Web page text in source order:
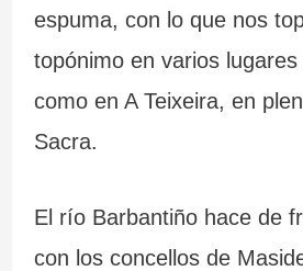
espuma, con lo que nos
topónimo en varios lugares
como en A Teixeira, en
Sacra.
El río Barbantiño hace de
con los concellos de